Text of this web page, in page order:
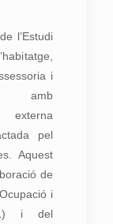
l’Estudi
i
amb
externa
pel
Aquest
de
i
i del